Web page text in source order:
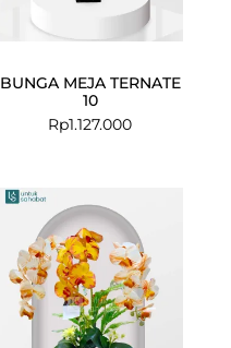
BUNGA MEJA TERNATE
10
Rp1.127.000